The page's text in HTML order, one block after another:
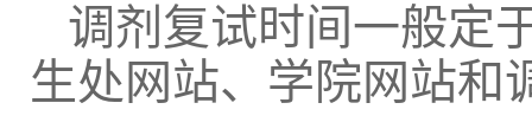
调剂复试时间一般定
生处网站、学院网站和